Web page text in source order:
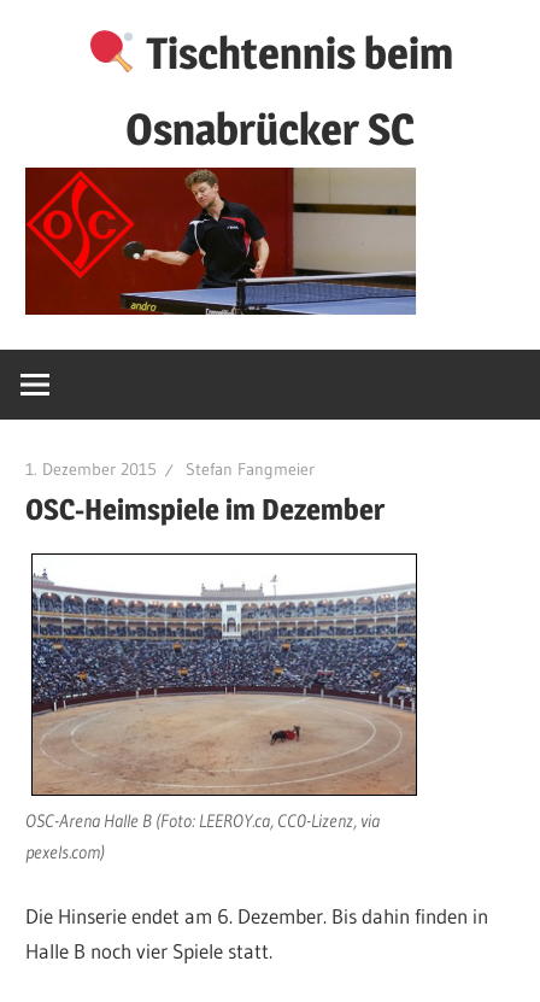
Tischtennis beim
Osnabrücker SC
1. Dezember 2015 Stefan Fangmeier
OSC-Heimspiele im Dezember
OSC-Arena Halle B (Foto: LEEROY.ca, CC0-Lizenz, via
pexels.com)
Die Hinserie endet am 6. Dezember. Bis dahin finden in
Halle B noch vier Spiele statt.